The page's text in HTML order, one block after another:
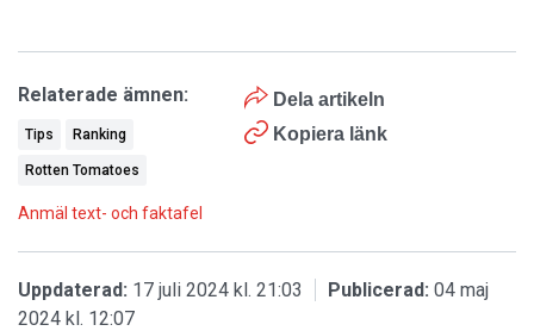
Dela artikeln
Kopiera länk
Relaterade ämnen:
Tips Ranking
Rotten Tomatoes
Anmäl text- och faktafel
Uppdaterad: 17 juli 2024 kl. 21:03 Publicerad: 04 maj
2024 kl. 12:07